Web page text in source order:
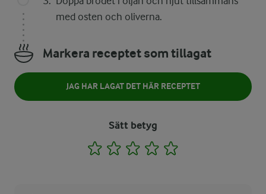
med osten och oliverna.
Markera receptet som tillagat
JAG HAR LAGAT DET HÄR RECEPTET
Sätt betyg
1 2 3 4